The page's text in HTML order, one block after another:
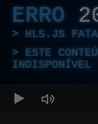
ERRO
HLS.JS
ESTE
INDISPONÍVEL